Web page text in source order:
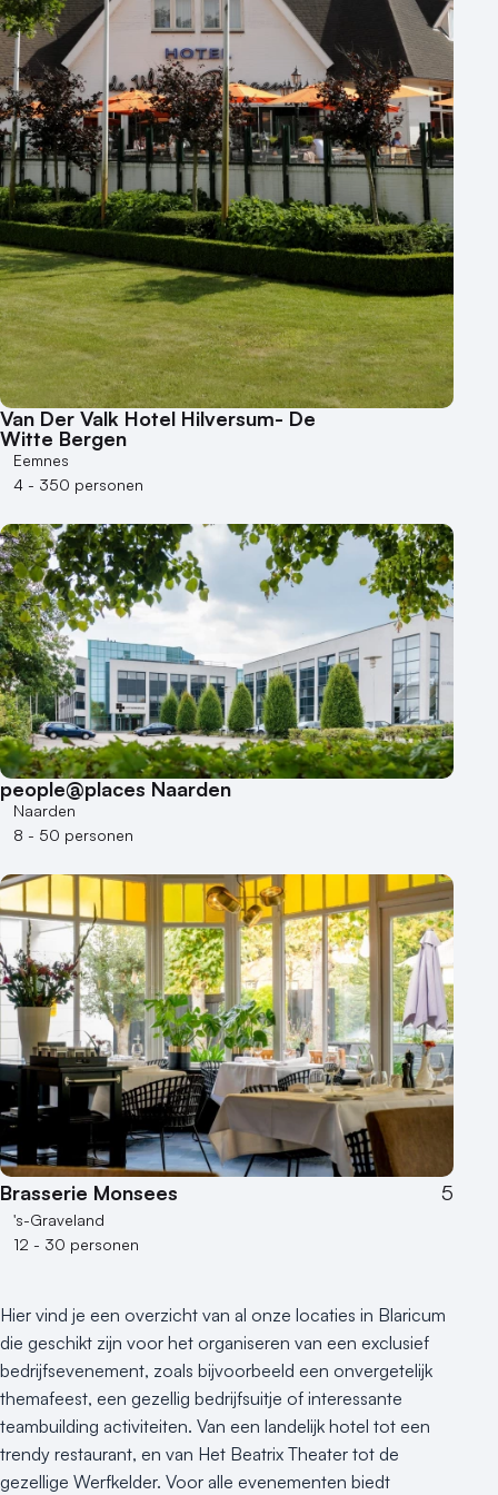
250 - 500 personen
500+ personen
Bijzondere locaties
Buitenlocatie
Duurzame locatie
Groene locatie
Heisessie
Hotel
Hybride events
Industriële locatie
Kasteel en landgoed
Kleine / intieme locatie
Locaties aan zee
Museum
Theater
Varende locatie
Van Der Valk Hotel Hilversum- De
Witte Bergen
Eemnes
4 - 350 personen
people@places Naarden
Naarden
8 - 50 personen
Brasserie Monsees 5
's-Graveland
12 - 30 personen
Hier vind je een overzicht van al onze locaties in Blaricum
die geschikt zijn voor het organiseren van een exclusief
bedrijfsevenement, zoals bijvoorbeeld een onvergetelijk
themafeest, een gezellig bedrijfsuitje of interessante
teambuilding activiteiten. Van een landelijk hotel tot een
trendy restaurant, en van Het Beatrix Theater tot de
gezellige Werfkelder. Voor alle evenementen biedt